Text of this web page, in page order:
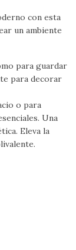
con esta
un ambiente
para guardar
para decorar
o para
Una
Eleva la